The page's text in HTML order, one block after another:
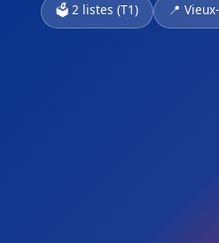
🗳️ 2 listes (T1)
📍